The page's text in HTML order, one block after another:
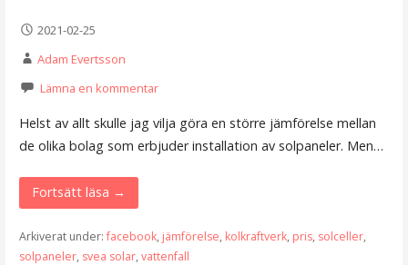
2021-02-25
Adam Evertsson
Lämna en kommentar
Helst av allt skulle jag vilja göra en större jämförelse mellan
de olika bolag som erbjuder installation av solpaneler. Men…
Fortsätt läsa →
Arkiverat under:facebook, jämförelse, kolkraftverk, pris, solceller,
solpaneler, svea solar, vattenfall